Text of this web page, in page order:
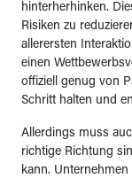
hinterherhinken.
Risiken zu
allerersten
einen
offiziell genug von
Schritt halten und
Allerdings muss
richtige Richtung
kann.